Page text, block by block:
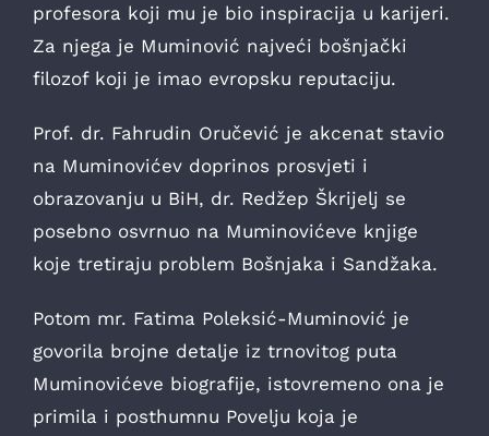
profesora koji mu je bio inspiracija u karijeri.
Za njega je Muminović najveći bošnjački
filozof koji je imao evropsku reputaciju.
Prof. dr. Fahrudin Oručević je akcenat stavio
na Muminovićev doprinos prosvjeti i
obrazovanju u BiH, dr. Redžep Škrijelj se
posebno osvrnuo na Muminovićeve knjige
koje tretiraju problem Bošnjaka i Sandžaka.
Potom mr. Fatima Poleksić-Muminović je
govorila brojne detalje iz trnovitog puta
Muminovićeve biografije, istovremeno ona je
primila i posthumnu Povelju koja je